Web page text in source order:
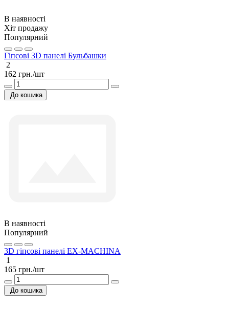
В наявності
Хіт продажу
Популярний
Гіпсові 3D панелі Бульбашки
2
162 грн./шт
До кошика
В наявності
Популярний
3D гіпсові панелі ЕХ-MACHINA
1
165 грн./шт
До кошика